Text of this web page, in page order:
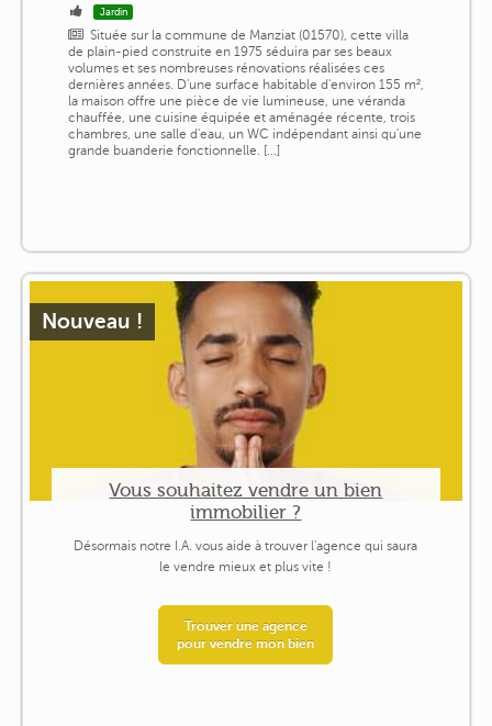
Jardin
Située sur la commune de Manziat (01570), cette villa
de plain-pied construite en 1975 séduira par ses beaux
volumes et ses nombreuses rénovations réalisées ces
dernières années. D'une surface habitable d'environ 155 m²,
la maison offre une pièce de vie lumineuse, une véranda
chauffée, une cuisine équipée et aménagée récente, trois
chambres, une salle d'eau, un WC indépendant ainsi qu'une
grande buanderie fonctionnelle. [...]
Nouveau !
Vous souhaitez vendre un bien
immobilier ?
Désormais notre I.A. vous aide à trouver l'agence qui saura
le vendre mieux et plus vite !
Trouver une agence
pour vendre mon bien